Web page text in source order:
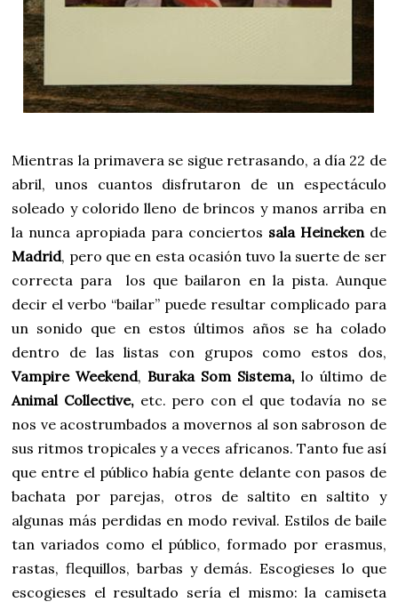
Mientras la primavera se sigue retrasando, a día 22 de
abril, unos cuantos disfrutaron de un espectáculo
soleado y colorido lleno de brincos y manos arriba en
la nunca apropiada para conciertos sala Heinekende
Madrid, pero que en esta ocasión tuvo la suerte de ser
correcta para los que bailaron en la pista. Aunque
decir el verbo “bailar” puede resultar complicado para
un sonido que en estos últimos años se ha colado
dentro de las listas con grupos como estos dos,
Vampire Weekend, Buraka Som Sistema,lo último de
Animal Collective, etc. pero con el que todavía no se
nos ve acostrumbados a movernos al son sabroson de
sus ritmos tropicales y a veces africanos. Tanto fue así
que entre el público había gente delante con pasos de
bachata por parejas, otros de saltito en saltito y
algunas más perdidas en modo revival. Estilos de baile
tan variados como el público, formado por erasmus,
rastas, flequillos, barbas y demás. Escogieses lo que
escogieses el resultado sería el mismo: la camiseta